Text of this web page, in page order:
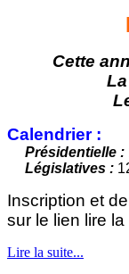
Cette
Calendrier :
Présidentielle :
Législatives :
Inscription et
sur le lien lire la
Lire la suite...